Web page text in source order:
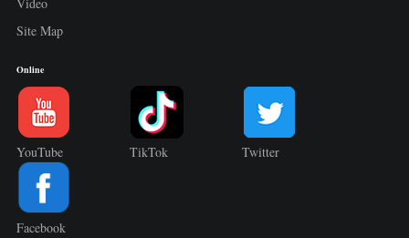
Site Map
Online
YouTube TikTok Twitter
Facebook